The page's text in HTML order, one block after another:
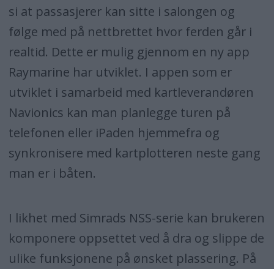
si at passasjerer kan sitte i salongen og
følge med på nettbrettet hvor ferden går i
realtid. Dette er mulig gjennom en ny app
Raymarine har utviklet. I appen som er
utviklet i samarbeid med kartleverandøren
Navionics kan man planlegge turen på
telefonen eller iPaden hjemmefra og
synkronisere med kartplotteren neste gang
man er i båten.
I likhet med Simrads NSS-serie kan brukeren
komponere oppsettet ved å dra og slippe de
ulike funksjonene på ønsket plassering. På